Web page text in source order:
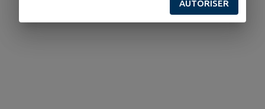
AUTORISER